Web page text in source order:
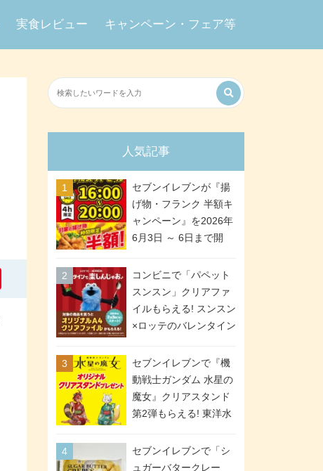
実食レビュー キャンペーン・フェア等
人気記事
セブンイレブンが『揚
げ物・フランク 半額キ
ャンペーン』を2026年
6月3日 ～ 6日まで開
などが「揚げ物スーパ
ーセール」でお得に! 各
日16:00 ～ 20:00の4時
間限定で実施。ななチ
メリカンドッグが税抜
き69円!
コンビニで「パペット
スンスン」クリアファ
イルもらえる! スンスン
×ロッテのバレンタイン
スタート。セブン、フ
ァミマ、ローソンの3社
で異なるデザイン＆対
象商品
セブンイレブンで『機
動戦士ガンダム 水星の
魔女』クリアスタンド
第2弾もらえる! 東洋水
ペーンが2026年5月26
日スタート。浴衣＆た
セブンイレブンで「シ
ュガーバタークレー